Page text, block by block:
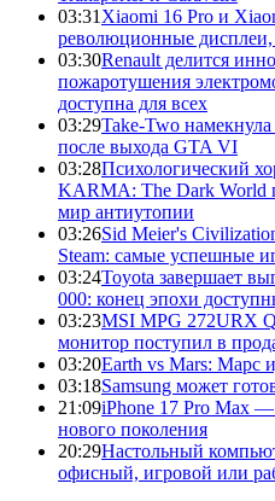
03:31 Xiaomi 16 Pro и
революционные
03:30Renault делится
пожаротушения
доступна для всех
03:29Take-Two
после выхода GTA VI
03:28Психологический
KARMA: The Dark World
мир антиутопии
03:26Sid Meier's
Steam: самые успешные
03:24Toyota завершает
000: конец эпохи
03:23MSI MPG 272URX
монитор поступил в
03:20Earth vs Mars: Марс
03:18Samsung может
21:09iPhone 17 Pro Max
нового поколения
20:29Настольный
офисный, игровой или